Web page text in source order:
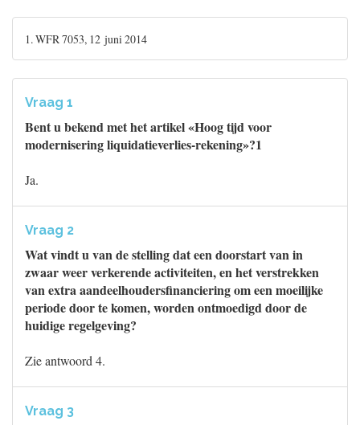
1. WFR 7053, 12 juni 2014
Vraag 1
Bent u bekend met het artikel «Hoog tijd voor
modernisering liquidatieverlies-rekening»?1
Ja.
Vraag 2
Wat vindt u van de stelling dat een doorstart van in
zwaar weer verkerende activiteiten, en het verstrekken
van extra aandeelhoudersfinanciering om een moeilijke
periode door te komen, worden ontmoedigd door de
huidige regelgeving?
Zie antwoord 4.
Vraag 3